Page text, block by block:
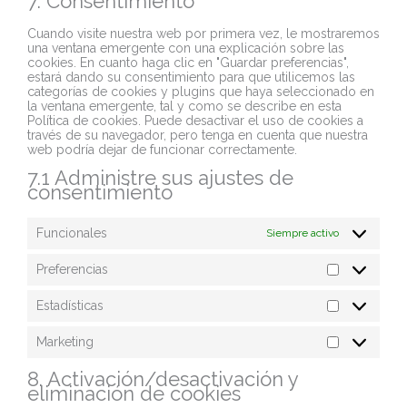
Cuando visite nuestra web por primera vez, le mostraremos
una ventana emergente con una explicación sobre las
cookies. En cuanto haga clic en "Guardar preferencias",
estará dando su consentimiento para que utilicemos las
categorías de cookies y plugins que haya seleccionado en
la ventana emergente, tal y como se describe en esta
Política de cookies. Puede desactivar el uso de cookies a
través de su navegador, pero tenga en cuenta que nuestra
web podría dejar de funcionar correctamente.
7.1 Administre sus ajustes de
consentimiento
Funcionales Siempre activo
Preferencias
Estadísticas
Marketing
8. Activación/desactivación y
eliminación de cookies